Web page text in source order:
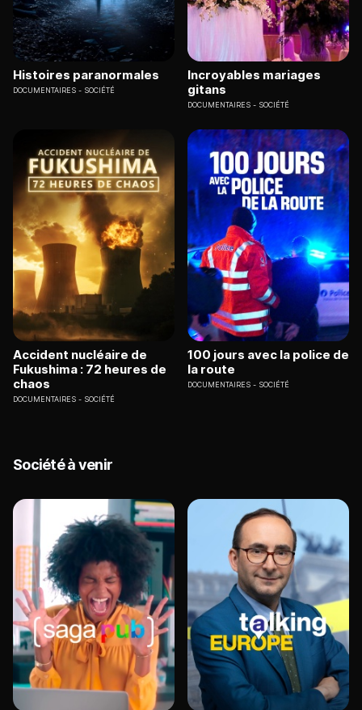
Histoires paranormales
DOCUMENTAIRES SOCIÉTÉ
Incroyables mariages
gitans
DOCUMENTAIRES SOCIÉTÉ
Accident nucléaire de
Fukushima : 72 heures de
chaos
DOCUMENTAIRES SOCIÉTÉ
100 jours avec la police de
la route
DOCUMENTAIRES SOCIÉTÉ
Société à venir